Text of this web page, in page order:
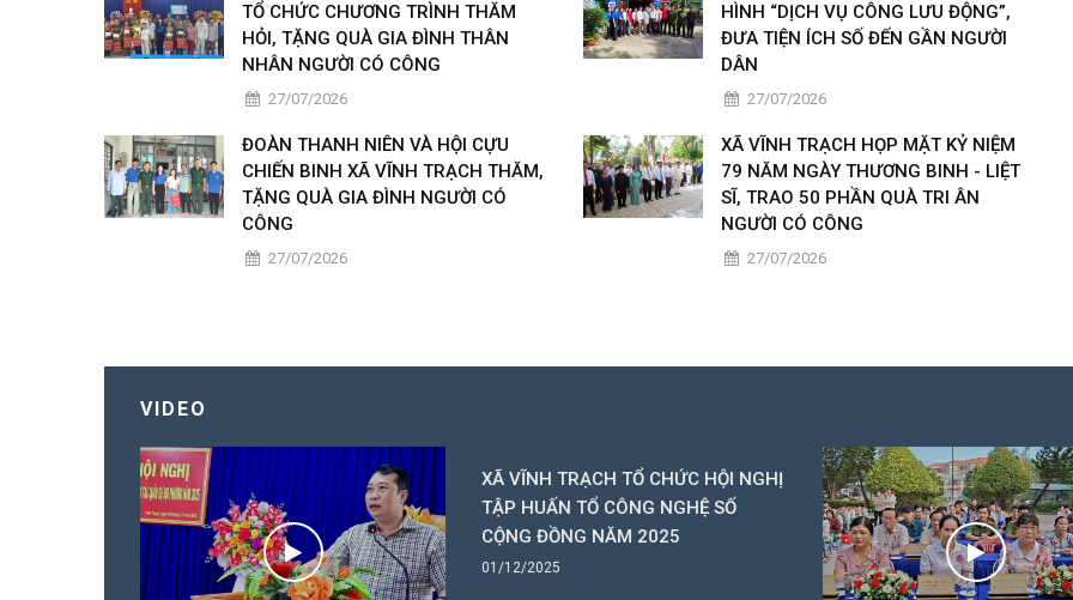
TỔ CHỨC CHƯƠNG TRÌNH THĂM
HỎI, TẶNG QUÀ GIA ĐÌNH THÂN
NHÂN NGƯỜI CÓ CÔNG
27/07/2026
HÌNH “DỊCH VỤ CÔNG LƯU ĐỘNG”,
ĐƯA TIỆN ÍCH SỐ ĐẾN GẦN NGƯỜI
DÂN
27/07/2026
ĐOÀN THANH NIÊN VÀ HỘI CỰU
CHIẾN BINH XÃ VĨNH TRẠCH THĂM,
TẶNG QUÀ GIA ĐÌNH NGƯỜI CÓ
CÔNG
27/07/2026
XÃ VĨNH TRẠCH HỌP MẶT KỶ NIỆM
79 NĂM NGÀY THƯƠNG BINH - LIỆT
SĨ, TRAO 50 PHẦN QUÀ TRI ÂN
NGƯỜI CÓ CÔNG
27/07/2026
VIDEO
XÃ VĨNH TRẠCH TỔ CHỨC HỘI NGHỊ
TẬP HUẤN TỔ CÔNG NGHỆ SỐ
CỘNG ĐỒNG NĂM 2025
01/12/2025